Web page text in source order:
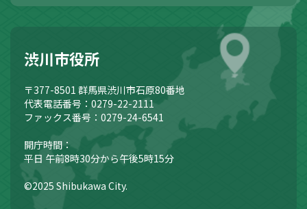
渋川市役所
〒377-8501 群馬県渋川市石原80番地
代表電話番号：0279-22-2111
ファックス番号：0279-24-6541
開庁時間：
平日 午前8時30分から午後5時15分
©2025 Shibukawa City.